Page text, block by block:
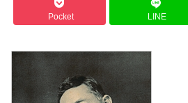
Pocket LINE